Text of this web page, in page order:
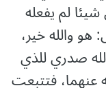
لم يفعله
والله خير،
صدري للذي
عنهما، فتتبعت